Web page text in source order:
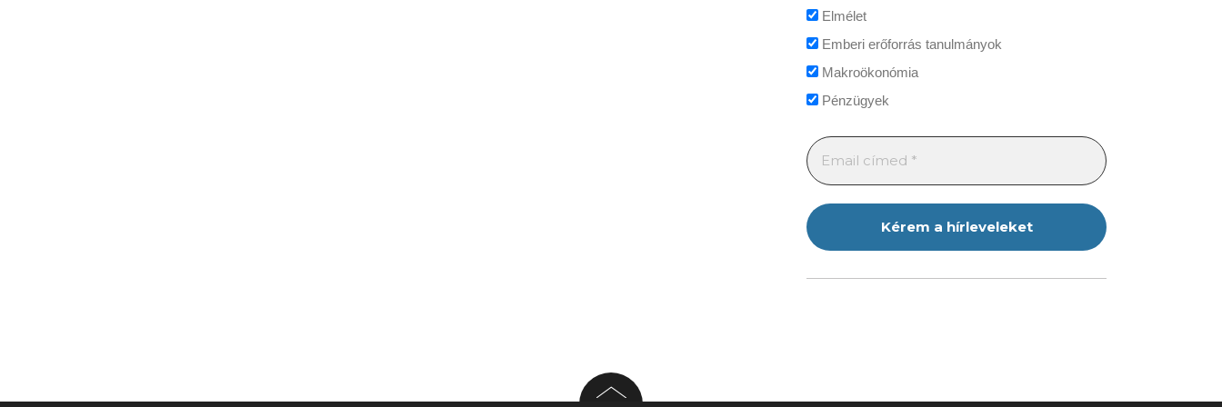
Elmélet
Emberi erőforrás tanulmányok
Makroökonómia
Pénzügyek